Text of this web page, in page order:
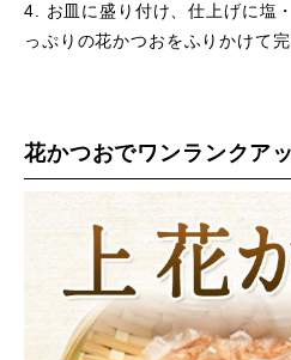
4. お皿に盛り付け、仕上げに塩
っぷりの花かつおをふりかけて完
花かつおでワンランクア